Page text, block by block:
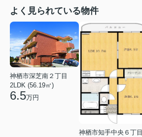
よく見られている物件
神栖市深芝南２丁目
2LDK (56.19㎡)
6.5万円
神栖市知手中央６丁目